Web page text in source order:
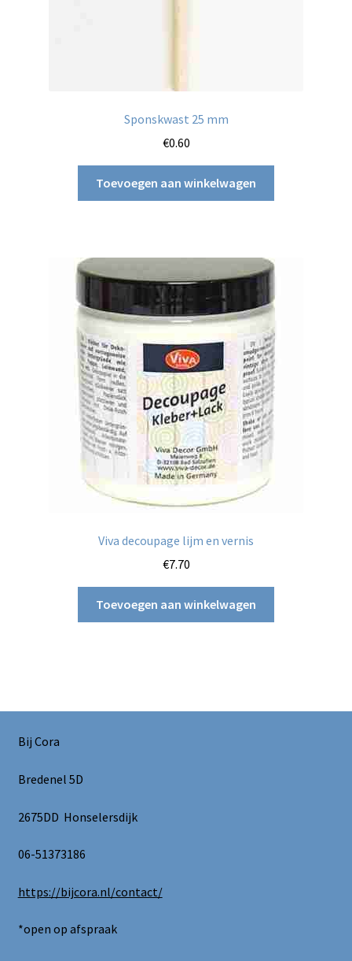
Sponskwast 25 mm
€0.60
Toevoegen aan winkelwagen
Viva decoupage lijm en vernis
€7.70
Toevoegen aan winkelwagen
Bij Cora
Bredenel 5D
2675DD Honselersdijk
06-51373186
https://bijcora.nl/contact/
*open op afspraak